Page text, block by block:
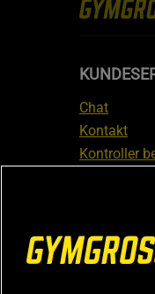
Chat
Kontakt
Kontroller